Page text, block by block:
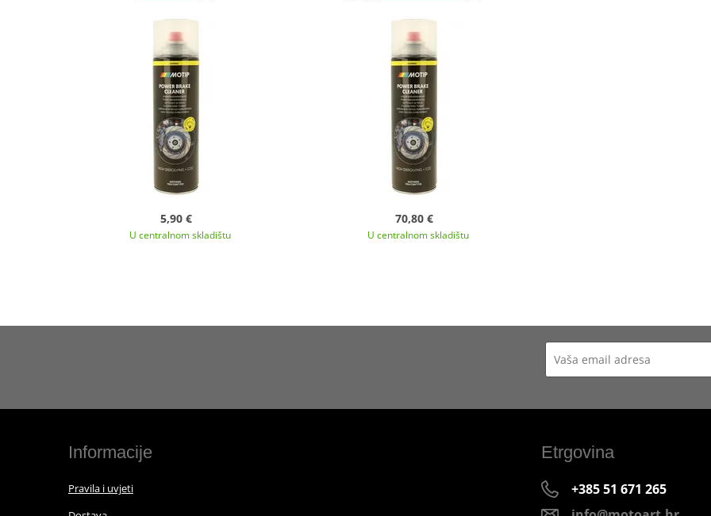
5,90 €
U centralnom skladištu
70,80 €
U centralnom skladištu
Informacije
Pravila i uvjeti
Etrgovina
+385 51 671 265